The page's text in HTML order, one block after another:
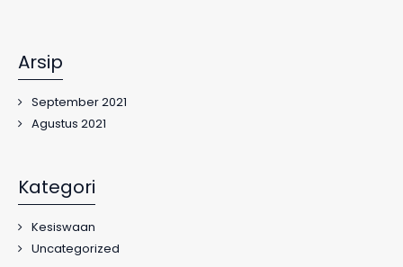
Arsip
September 2021
Agustus 2021
Kategori
Kesiswaan
Uncategorized